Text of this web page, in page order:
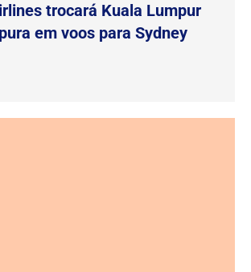
trocará Kuala Lumpur
em voos para Sydney